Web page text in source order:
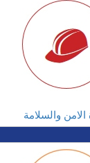
الامن والسلامة